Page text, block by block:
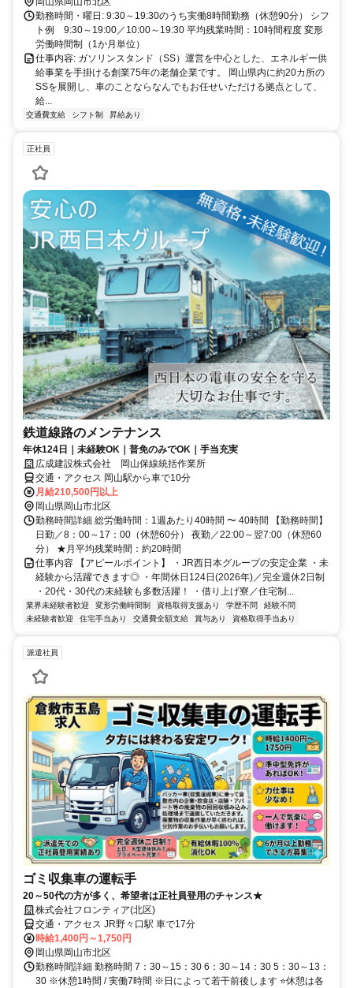
勤務時間・曜日: 9:30～19:30のうち実働8時間勤務（休憩90分） シフ
ト例 9:30～19:00／10:00～19:30 平均残業時間：10時間程度 変形
労働時間制（1か月単位）
仕事内容: ガソリンスタンド（SS）運営を中心とした、エネルギー供
給事業を手掛ける創業75年の老舗企業です。 岡山県内に約20カ所の
SSを展開し、車のことならなんでもお任せいただける拠点として、
給...
交通費支給 シフト制 昇給あり
正社員
鉄道線路のメンテナンス
年休124日｜未経験OK｜普免のみでOK｜手当充実
広成建設株式会社 岡山保線統括作業所
交通・アクセス 岡山駅から車で10分
月給210,500円以上
岡山県岡山市北区
勤務時間詳細 総労働時間：1週あたり40時間 〜 40時間 【勤務時間】
日勤／8：00～17：00（休憩60分） 夜勤／22:00～翌7:00（休憩60
分） ★月平均残業時間：約20時間
仕事内容 【アピールポイント】 ・JR西日本グループの安定企業 ・未
経験から活躍できます◎ ・年間休日124日(2026年)／完全週休2日制
・20代・30代の未経験も多数活躍！ ・借り上げ寮／住宅制...
業界未経験者歓迎 変形労働時間制 資格取得支援あり 学歴不問
経験不問
未経験者歓迎
住宅手当あり 交通費全額支給 賞与あり 資格取得手当あり
派遣社員
ゴミ収集車の運転手
20～50代の方が多く、希望者は正社員登用のチャンス★
株式会社フロンティア(北区)
交通・アクセス JR野々口駅 車で17分
時給1,400円～1,750円
岡山県岡山市北区
勤務時間詳細 勤務時間 7：30～15：30 6：30～14：30 5：30～13：
30 ※休憩1時間 / 実働7時間 ※日によって若干前後します ⭐休憩は各